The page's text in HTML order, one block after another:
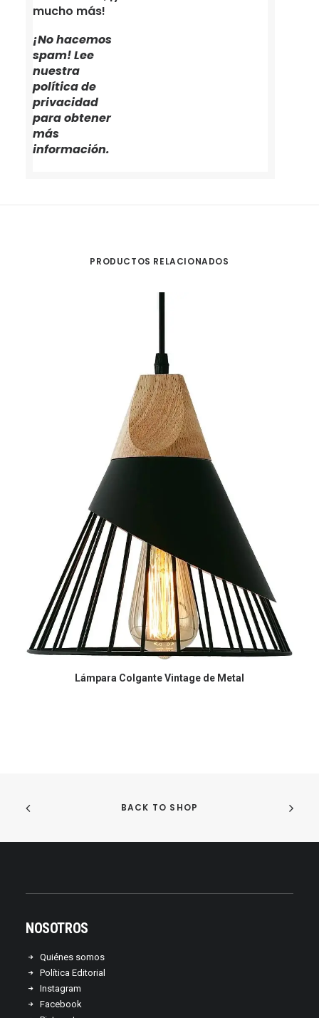
mucho más!
¡No hacemos
spam! Lee
nuestra
política de
privacidad
para obtener
más
información.
PRODUCTOS RELACIONADOS
COMPRAR EN AMAZON
Lámpara Colgante Vintage de Metal
BACK TO SHOP
NOSOTROS
Quiénes somos
Política Editorial
Instagram
Facebook